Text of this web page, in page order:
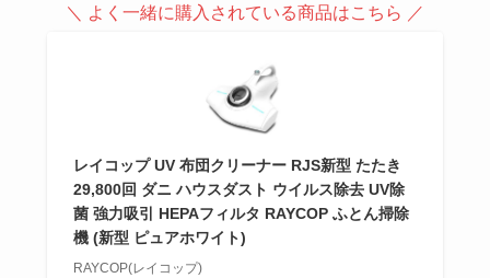
＼ よく一緒に購入されている商品はこちら ／
レイコップ UV 布団クリーナー RJS新型 たたき
29,800回 ダニ ハウスダスト ウイルス除去 UV除
菌 強力吸引 HEPAフィルタ RAYCOP ふとん掃除
機 (新型 ピュアホワイト)
RAYCOP(レイコップ)